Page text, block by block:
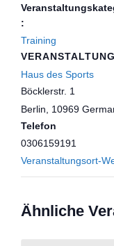
:
Training
Haus des Sports
Böcklerstr. 1
Berlin
10969
Telefon
0306159191
Veranstaltungsort-
Ähnliche